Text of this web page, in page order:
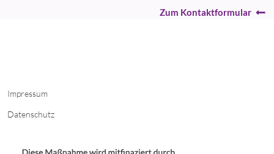
Zum Kontaktformular
Impressum
Datenschutz